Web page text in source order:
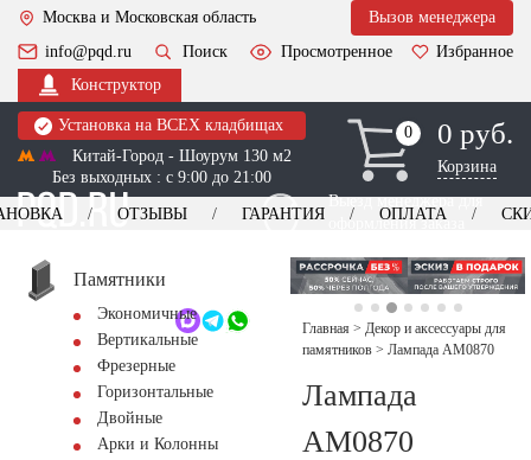
Москва и Московская область
Вызов менеджера
info@pqd.ru
Поиск Просмотренное
Избранное
Конструктор
Установка на ВСЕХ кладбищах
Китай-Город - Шоурум 130 м2
Без выходных : с 9:00 до 21:00
0
0 0 руб.
Корзина
Выезд менеджера для
оформления заказа
+7 (495) 518-44-23
Обратный звонок
ОТЗЫВЫ ГАРАНТИЯ ОПЛАТА
Памятники
Экономичные
Вертикальные
Фрезерные
Горизонтальные
Двойные
Арки и Колонны
Главная > Декор и аксессуары для
памятников > Лампада AM0870
Лампада
AM0870